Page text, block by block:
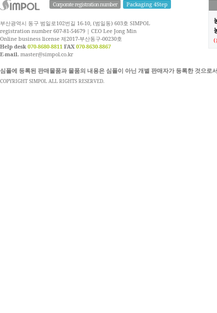
Corporate registration number Packaging 4Step
부산광역시 동구 범일로102번길 16-10, (범일동) 603호 SIMPOL
registration number 607-81-54679 | CEO Lee Jong Min
Online business license 제2017-부산동구-00230호
Help desk 070-8680-8811 FAX 070-8630-8867
E-mail. master@simpol.co.kr
(
심폴에 등록된 판매물품과 물품의 내용은 심폴이 아닌 개별 판매자가 등록한 것으
COPYRIGHT SIMPOL ALL RIGHTS RESERVED.